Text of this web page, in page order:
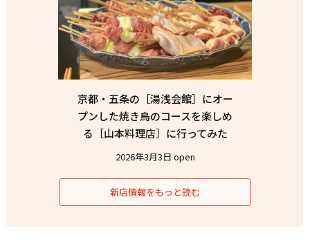
京都・五条の［湯浅会館］にオー
プンした焼き鳥のコースを楽しめ
る［山本料理店］に行ってみた
2026年3月3日 open
新店情報をもっと読む